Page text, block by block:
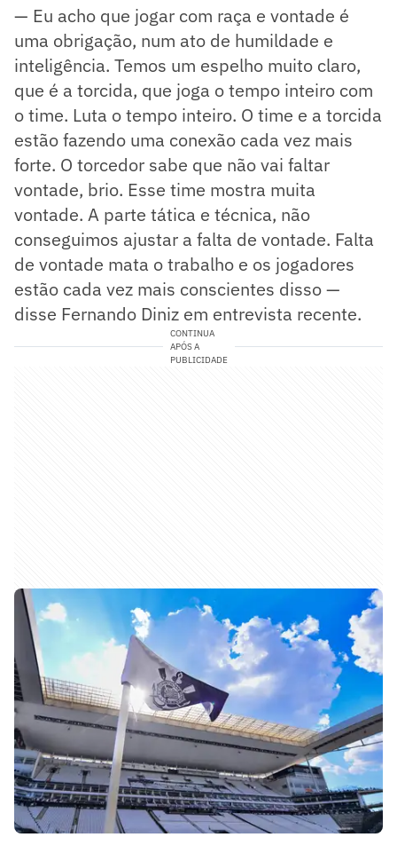
— Eu acho que jogar com raça e vontade é
uma obrigação, num ato de humildade e
inteligência. Temos um espelho muito claro,
que é a torcida, que joga o tempo inteiro com
o time. Luta o tempo inteiro. O time e a torcida
estão fazendo uma conexão cada vez mais
forte. O torcedor sabe que não vai faltar
vontade, brio. Esse time mostra muita
vontade. A parte tática e técnica, não
conseguimos ajustar a falta de vontade. Falta
de vontade mata o trabalho e os jogadores
estão cada vez mais conscientes disso —
disse Fernando Diniz em entrevista recente.
CONTINUA
APÓS A
PUBLICIDADE